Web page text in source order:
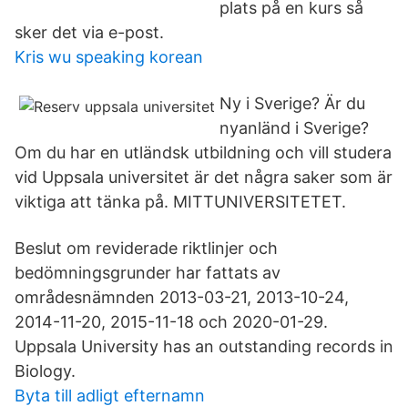
plats på en kurs så
sker det via e-post.
Kris wu speaking korean
Ny i Sverige? Är du
nyanländ i Sverige?
Om du har en utländsk utbildning och vill studera
vid Uppsala universitet är det några saker som är
viktiga att tänka på. MITTUNIVERSITETET.
Beslut om reviderade riktlinjer och
bedömningsgrunder har fattats av
områdesnämnden 2013-03-21, 2013-10-24,
2014-11-20, 2015-11-18 och 2020-01-29.
Uppsala University has an outstanding records in
Biology.
Byta till adligt efternamn